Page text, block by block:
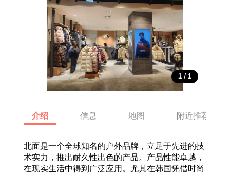
1 / 1
介绍 信息 地图 附近推荐景点
北面是一个全球知名的户外品牌，立足于先进的技
术实力，推出耐久性出色的产品。产品性能卓越，
在现实生活中得到广泛应用。尤其在韩国凭借时尚